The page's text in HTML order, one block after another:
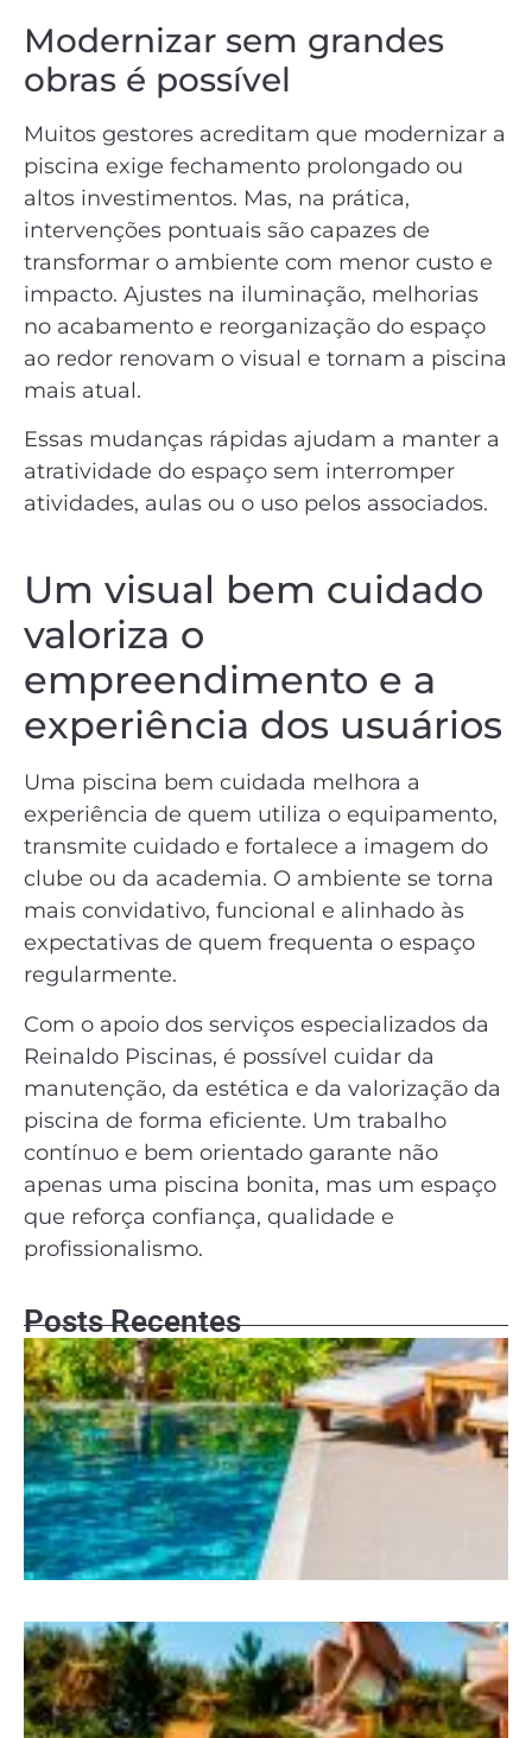
Modernizar sem grandes
obras é possível
Muitos gestores acreditam que modernizar a
piscina exige fechamento prolongado ou
altos investimentos. Mas, na prática,
intervenções pontuais são capazes de
transformar o ambiente com menor custo e
impacto. Ajustes na iluminação, melhorias
no acabamento e reorganização do espaço
ao redor renovam o visual e tornam a piscina
mais atual.
Essas mudanças rápidas ajudam a manter a
atratividade do espaço sem interromper
atividades, aulas ou o uso pelos associados.
Um visual bem cuidado
valoriza o
empreendimento e a
experiência dos usuários
Uma piscina bem cuidada melhora a
experiência de quem utiliza o equipamento,
transmite cuidado e fortalece a imagem do
clube ou da academia. O ambiente se torna
mais convidativo, funcional e alinhado às
expectativas de quem frequenta o espaço
regularmente.
Com o apoio dos serviços especializados da
Reinaldo Piscinas, é possível cuidar da
manutenção, da estética e da valorização da
piscina de forma eficiente. Um trabalho
contínuo e bem orientado garante não
apenas uma piscina bonita, mas um espaço
que reforça confiança, qualidade e
profissionalismo.
Posts Recentes